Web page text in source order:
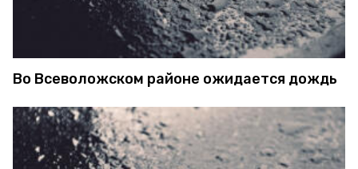
Во Всеволожском районе ожидается дождь